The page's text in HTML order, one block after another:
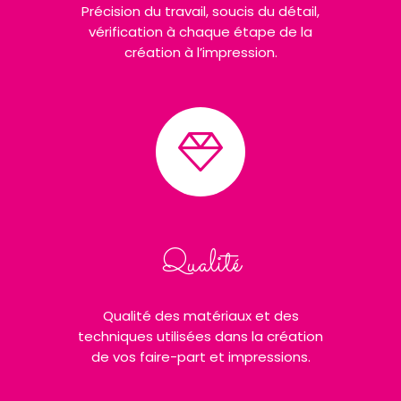
Qualité
Qualité des matériaux et des
techniques utilisées dans la création
de vos faire-part et impressions.
Précision du travail, soucis du détail,
vérification à chaque étape de la
création à l’impression.